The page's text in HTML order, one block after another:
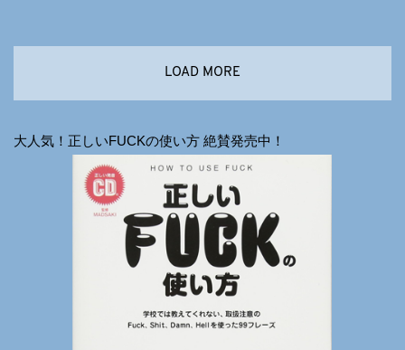
LOAD MORE
大人気！正しいFUCKの使い方 絶賛発売中！